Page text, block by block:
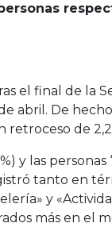
el final de la
abril. De
de
y las
tanto en
y
más en el